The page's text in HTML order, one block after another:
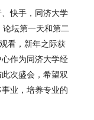
快手，同济大学
坛第一天和第二
看，新年之际获
作为同济大学经
次盛会，希望双
业，培养专业的